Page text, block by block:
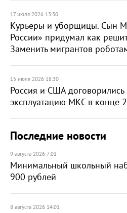
17 июля 2026 13:30
Курьеры и уборщицы. Сын
России» придумал как
Заменить мигрантов
15 июля 2026 18:30
Россия и США договорились
эксплуатацию МКС в конце
Последние новости
9 августа 2026 7:01
Минимальный школьный
900 рублей
8 августа 2026 14:01